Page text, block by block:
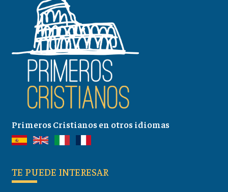
Primeros Cristianos en otros idiomas
TE PUEDE INTERESAR